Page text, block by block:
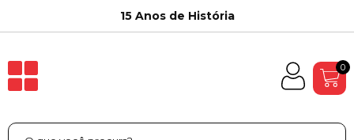
15 Anos de História
0